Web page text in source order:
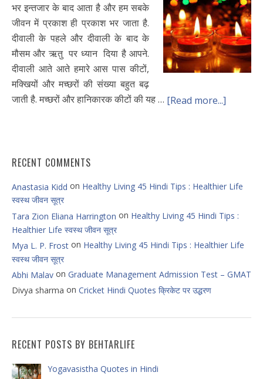
भर इन्तजार के बाद आता है और हम सबके
जीवन में प्रकाश ही प्रकाश भर जाता है.
दीवाली के पहले और दीवाली के बाद के
मौसम और ऋतु पर ध्यान दिया है आपने.
दीवाली आते आते हमारे आस पास कीटों,
मक्खियों और मच्छरों की संख्या बहुत बढ़
जाती है. मच्छरों और हानिकारक कीटों की यह … [Read more...]
RECENT COMMENTS
Anastasia Kidd on Healthy Living 45 Hindi Tips : Healthier Life
स्वस्थ जीवन सूत्र
Tara Zion Eliana Harrington on Healthy Living 45 Hindi Tips :
Healthier Life स्वस्थ जीवन सूत्र
Mya L. P. Frost on Healthy Living 45 Hindi Tips : Healthier Life
स्वस्थ जीवन सूत्र
Abhi Malav on Graduate Management Admission Test – GMAT
Divya sharma on Cricket Hindi Quotes क्रिकेट पर उद्धरण
RECENT POSTS BY BEHTARLIFE
Yogavasistha Quotes in Hindi